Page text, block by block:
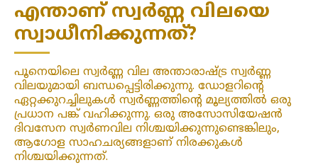
എന്താണ് സ്വർണ്ണ വിലയെ
സ്വാധീനിക്കുന്നത്?
പൂനെയിലെ സ്വർണ്ണ വില അന്താരാഷ്ട്ര സ്വർണ്ണ
വിലയുമായി ബന്ധപ്പെട്ടിരിക്കുന്നു. ഡോളറിന്റെ
ഏറ്റക്കുറച്ചിലുകൾ സ്വർണ്ണത്തിന്റെ മൂല്യത്തിൽ ഒരു
പ്രധാന പങ്ക് വഹിക്കുന്നു. ഒരു അസോസിയേഷൻ
ദിവസേന സ്വർണവില നിശ്ചയിക്കുന്നുണ്ടെങ്കിലും,
ആഗോള സാഹചര്യങ്ങളാണ് നിരക്കുകൾ
നിശ്ചയിക്കുന്നത്.